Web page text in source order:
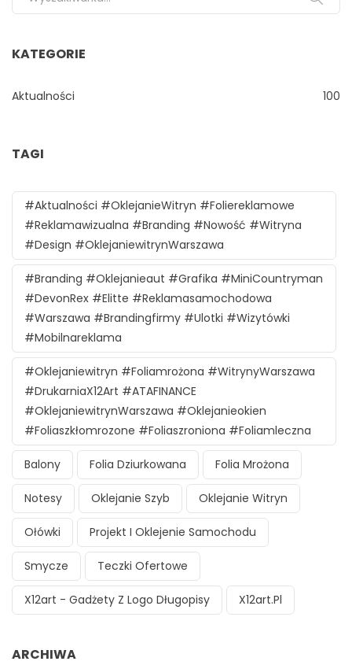
KATEGORIE
Aktualności 100
TAGI
#aktualności #oklejanieWitryn #foliereklamowe
#reklamawizualna #branding #nowość #witryna
#design #oklejaniewitrynWarszawa
#branding #oklejanieaut #grafika #MiniCountryman
#DevonRex #Elitte #reklamasamochodowa
#Warszawa #brandingfirmy #ulotki #wizytówki
#mobilnareklama
#oklejaniewitryn #foliamrożona #witrynyWarszawa
#DrukarniaX12Art #ATAFINANCE
#oklejaniewitrynWarszawa #oklejanieokien
#foliaszkłomrozone #foliaszroniona #foliamleczna
Balony Folia Dziurkowana Folia Mrożona
Notesy Oklejanie Szyb Oklejanie Witryn
Ołówki Projekt I Oklejenie Samochodu
Smycze Teczki Ofertowe
X12art - Gadżety Z Logo Długopisy X12art.pl
ARCHIWA